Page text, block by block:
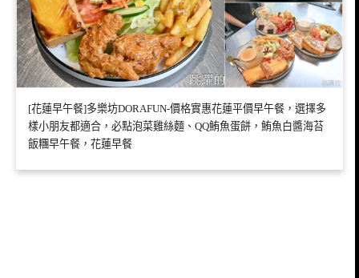
[花蓮早午餐]多樂坊DORAFUN-價格實惠花蓮平價早午餐，選擇多
樣小朋友都適合，必點泡菜雞絲麵、QQ鮪魚蛋餅，鮪魚白醬海苔
飯糰早午餐，花蓮早餐